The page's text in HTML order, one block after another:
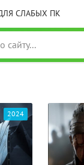
СЛАБЫХ ПК
2024